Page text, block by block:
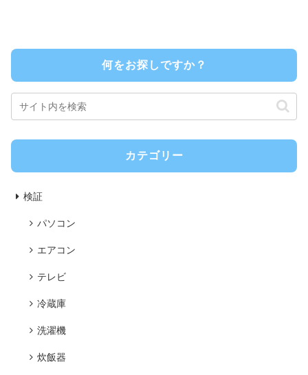
何をお探しですか？
カテゴリー
検証
パソコン
エアコン
テレビ
冷蔵庫
洗濯機
炊飯器